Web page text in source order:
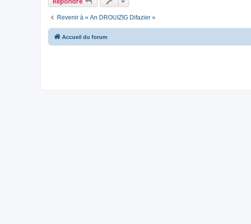
Revenir à « An DROUIZIG Difazier »
Accueil du forum